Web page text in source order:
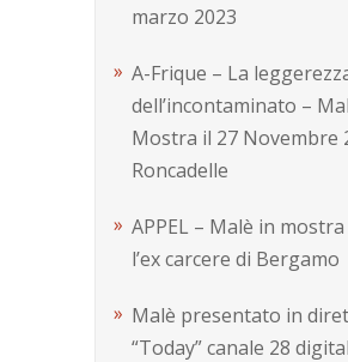
marzo 2023
A-Frique – La
dell’incontaminato –
Mostra il 27 Novembre
Roncadelle
APPEL – Malè in
l’ex carcere di Bergamo
Malè presentato in
“Today” canale 28